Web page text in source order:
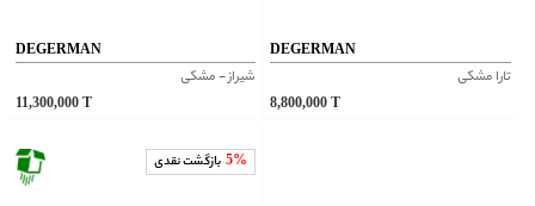
DEGERMAN
شیراز - مشکی
11,300,000
DEGERMAN
تارا مشکی
8,800,000
5% بازگشت نقدی